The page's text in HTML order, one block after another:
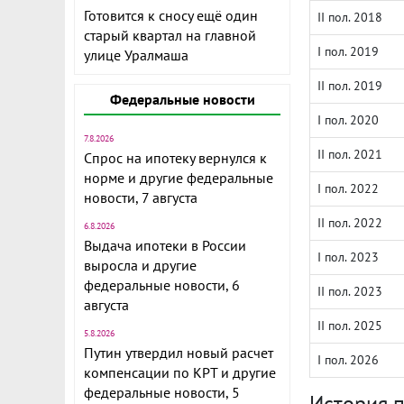
Готовится к сносу ещё один
старый квартал на главной
улице Уралмаша
Федеральные новости
7.8.2026
Спрос на ипотеку вернулся к
норме и другие федеральные
новости, 7 августа
6.8.2026
Выдача ипотеки в России
выросла и другие
федеральные новости, 6
августа
5.8.2026
Путин утвердил новый расчет
компенсации по КРТ и другие
федеральные новости, 5
II пол. 2018
I пол. 2019
II пол. 2019
I пол. 2020
II пол. 2021
I пол. 2022
II пол. 2022
I пол. 2023
II пол. 2023
II пол. 2025
I пол. 2026